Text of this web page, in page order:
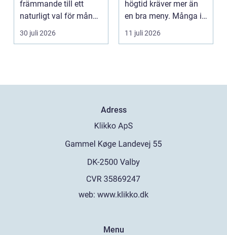
främmande till ett
naturligt val för många
som söker lind...
30 juli 2026
högtid kräver mer än
en bra meny. Många i
Malmö väljer...
11 juli 2026
Adress
web: www.klikko.dk
Menu